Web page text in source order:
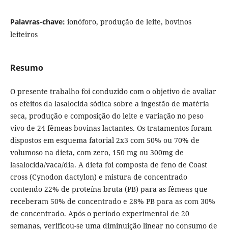
Palavras-chave: ionóforo, produção de leite, bovinos
leiteiros
Resumo
O presente trabalho foi conduzido com o objetivo de avaliar
os efeitos da lasalocida sódica sobre a ingestão de matéria
seca, produção e composição do leite e variação no peso
vivo de 24 fêmeas bovinas lactantes. Os tratamentos foram
dispostos em esquema fatorial 2x3 com 50% ou 70% de
volumoso na dieta, com zero, 150 mg ou 300mg de
lasalocida/vaca/dia. A dieta foi composta de feno de Coast
cross (Cynodon dactylon) e mistura de concentrado
contendo 22% de proteína bruta (PB) para as fêmeas que
receberam 50% de concentrado e 28% PB para as com 30%
de concentrado. Após o período experimental de 20
semanas, verificou-se uma diminuição linear no consumo de